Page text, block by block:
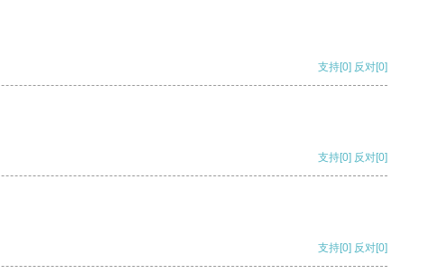
支持[0] 反对[0]
支持[0] 反对[0]
支持[0] 反对[0]